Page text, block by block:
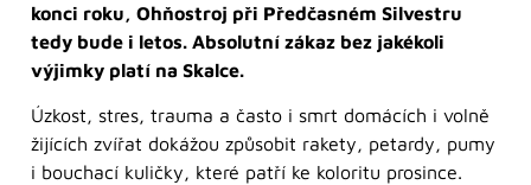
konci roku, Ohňostroj při Předčasném Silvestru
tedy bude i letos. Absolutní zákaz bez jakékoli
výjimky platí na Skalce.
Úzkost, stres, trauma a často i smrt domácích i volně
žijících zvířat dokážou způsobit rakety, petardy, pumy
i bouchací kuličky, které patří ke koloritu prosince.